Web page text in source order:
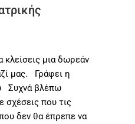
κλείσεις μια δωρεάν
μας. Γράφει η
Συχνά βλέπω
σχέσεις που τις
δεν θα έπρεπε να